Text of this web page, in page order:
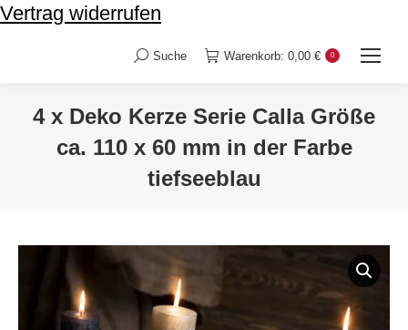
Vertrag widerrufen
Search:
Suche Warenkorb: 0,00 € 0
4 x Deko Kerze Serie Calla Größe
ca. 110 x 60 mm in der Farbe
tiefseeblau